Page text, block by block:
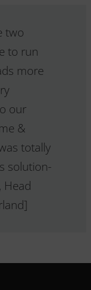
two
to run
more
our
&
totally
solution-
Head